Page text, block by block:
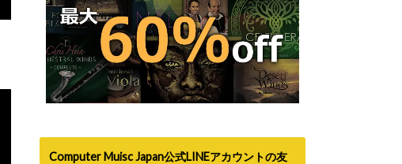
Computer Muisc Japan公式LINEアカウントの友